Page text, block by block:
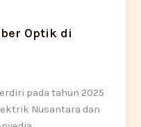
Optik di
pada tahun 2025
Nusantara dan